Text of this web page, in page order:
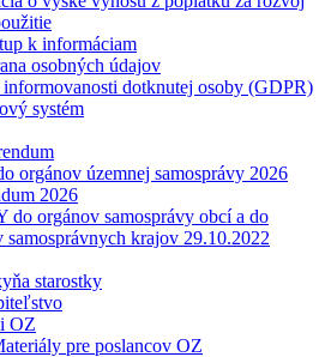
k informáciam
osobných údajov
dotknutej osoby (GDPR)
systém
orgánov územnej samosprávy 2026
2026
do orgánov samosprávy obcí a do
samosprávnych krajov 29.10.2022
starostky
OZ
pre poslancov OZ